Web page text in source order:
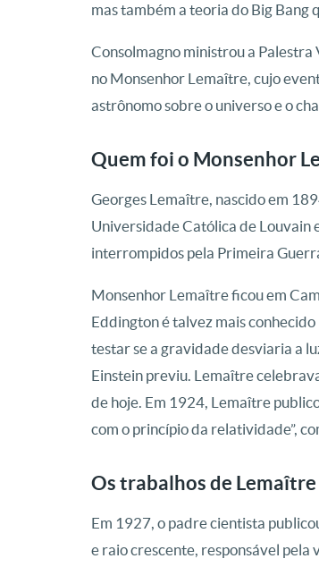
mas também a teoria do Big Bang
Consolmagno ministrou a
no Monsenhor Lemaître, cujo
astrônomo sobre o universo e o
Quem foi o Monsenhor
Georges Lemaître, nascido em
Universidade Católica de Louvain
interrompidos pela Primeira
Monsenhor Lemaître ficou em
Eddington é talvez mais
testar se a gravidade desviaria a
Einstein previu. Lemaître
de hoje. Em 1924, Lemaître
com o princípio da relatividade”,
Os trabalhos de Lemaître
Em 1927, o padre cientista
e raio crescente, responsável